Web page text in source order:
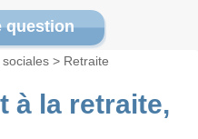
question
> Retraite
à la retraite,